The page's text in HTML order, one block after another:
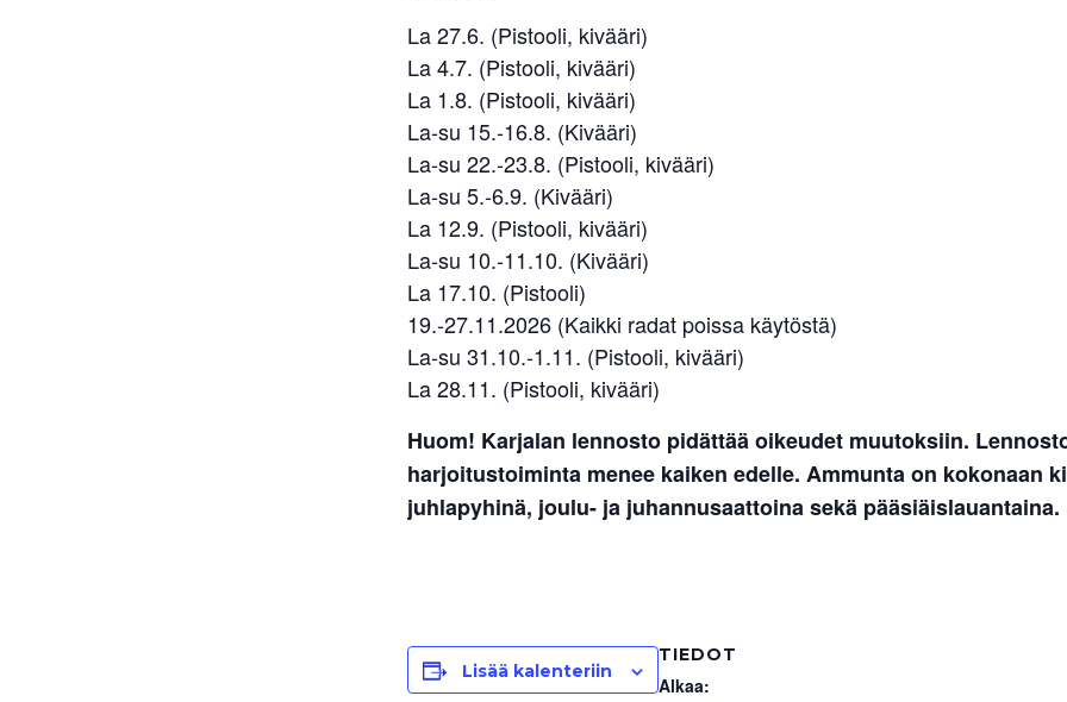
La 27.6. (Pistooli, kivääri)
La 4.7. (Pistooli, kivääri)
La 1.8. (Pistooli, kivääri)
La-su 15.-16.8. (Kivääri)
La-su 22.-23.8. (Pistooli, kivääri)
La-su 5.-6.9. (Kivääri)
La 12.9. (Pistooli, kivääri)
La-su 10.-11.10. (Kivääri)
La 17.10. (Pistooli)
19.-27.11.2026 (Kaikki radat poissa käytöstä)
La-su 31.10.-1.11. (Pistooli, kivääri)
La 28.11. (Pistooli, kivääri)
Huom! Karjalan lennosto pidättää oikeudet muutoksiin.
harjoitustoiminta menee kaiken edelle. Ammunta on kokonaan
juhlapyhinä, joulu- ja juhannusaattoina sekä pääsiäislauantaina.
Lisää kalenteriin
TIEDOT
Alkaa: